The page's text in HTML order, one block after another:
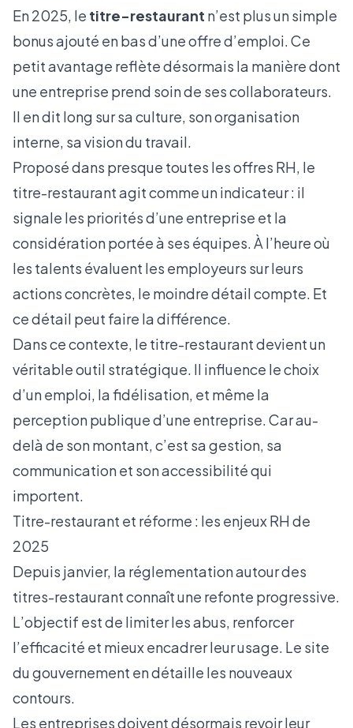
En 2025, le titre-restaurant n’est plus un simple
bonus ajouté en bas d’une offre d’emploi. Ce
petit avantage reflète désormais la manière dont
une entreprise prend soin de ses collaborateurs.
Il en dit long sur sa culture, son organisation
interne, sa vision du travail.
Proposé dans presque toutes les offres RH, le
titre-restaurant agit comme un indicateur : il
signale les priorités d’une entreprise et la
considération portée à ses équipes. À l’heure où
les talents évaluent les employeurs sur leurs
actions concrètes, le moindre détail compte. Et
ce détail peut faire la différence.
Dans ce contexte, le titre-restaurant devient un
véritable outil stratégique. Il influence le choix
d’un emploi, la fidélisation, et même la
perception publique d’une entreprise. Car au-
delà de son montant, c’est sa gestion, sa
communication et son accessibilité qui
importent.
Titre-restaurant et réforme : les enjeux RH de
2025
Depuis janvier, la réglementation autour des
titres-restaurant connaît une refonte progressive.
L’objectif est de limiter les abus, renforcer
l’efficacité et mieux encadrer leur usage. Le site
du gouvernement en détaille les nouveaux
contours.
Les entreprises doivent désormais revoir leur